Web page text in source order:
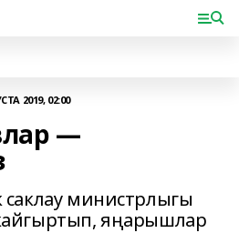
2019, 02:00
—
саклау министрлыгы
яңарышлар